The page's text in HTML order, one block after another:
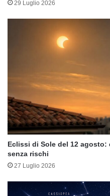
29 Luglio 2026
Eclissi di Sole del 12
senza rischi
27 Luglio 2026